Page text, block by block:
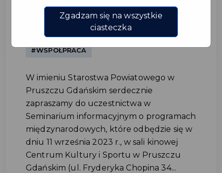
programach
międzynarodowych
#WSPÓŁPRACA
W imieniu Starostwa Powiatowego w
Pruszczu Gdańskim serdecznie
zapraszamy do uczestnictwa w
Seminarium informacyjnym o programach
międzynarodowych, które odbędzie się w
dniu 11 września 2023 r., w sali kinowej
Centrum Kultury i Sportu w Pruszczu
Gdańskim (ul. Fryderyka Chopina 34...
Zgadzam się na wszystkie
ciasteczka